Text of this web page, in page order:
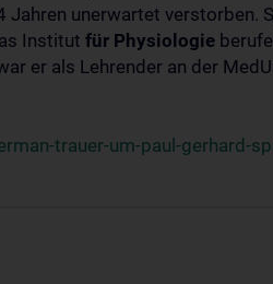
unerwartet verstorben.
Institut für Physiologie
er als Lehrender an der
trauer-um-paul-gerhard-